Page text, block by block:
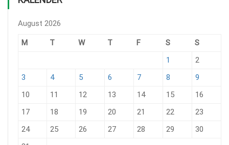
August 2026
M T W T F S
S
1
2
3
4 5 6 7 8
9
10
11 12 13 14 15
16
17
18 19 20 21 22
23
24
25 26 27 28 29
30